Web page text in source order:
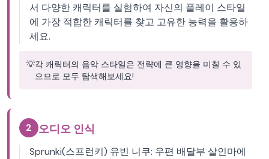
서 다양한 캐릭터를 실험하여 자신의 플레이 스타일
에 가장 적합한 캐릭터를 찾고 고유한 능력을 활용하
세요.
💡각 캐릭터의 음악 스타일은 전략에 큰 영향을 미칠 수 있
으므로 모두 탐색해보세요!
2 오디오 인식
Sprunki(스프런키) 유빈 니쿠: 우편 배달부 살인마에